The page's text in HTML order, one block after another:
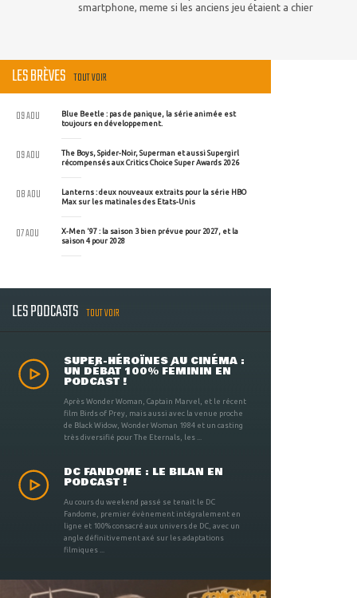
smartphone, meme si les anciens jeu étaient a chier
LES BRÈVES TOUT VOIR
Blue Beetle : pas de panique, la série animée est
toujours en développement.
09 AOU
The Boys, Spider-Noir, Superman et aussi Supergirl
récompensés aux Critics Choice Super Awards 2026
09 AOU
Lanterns : deux nouveaux extraits pour la série HBO
Max sur les matinales des Etats-Unis
08 AOU
X-Men '97 : la saison 3 bien prévue pour 2027, et la
saison 4 pour 2028
07 AOU
LES PODCASTS TOUT VOIR
SUPER-HÉROÏNES AU CINÉMA :
UN DÉBAT 100% FÉMININ EN
PODCAST !
Après Wonder Woman, Captain Marvel, et le récent
film Birds of Prey, mais aussi avec la venue proche
de Black Widow, Wonder Woman 1984 et un casting
très diversifié pour The Eternals, les ...
DC FANDOME : LE BILAN EN
PODCAST !
Au cours du weekend passé se tenait le DC
Fandome, premier évènement intégralement en
ligne et 100% consacré aux univers de DC, avec un
angle définitivement axé sur les adaptations
filmiques ...